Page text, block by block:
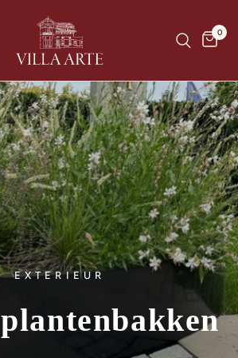
0
EXTERIEUR
plantenbakken